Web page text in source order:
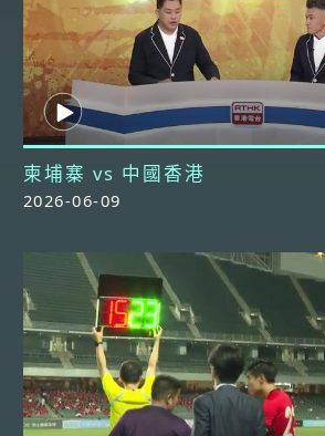
柬埔寨 vs 中國香港
2026-06-09